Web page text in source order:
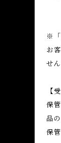
※「
お
せ
【
保
品
保